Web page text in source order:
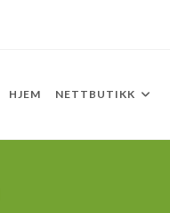
HJEM NETTBUTIKK